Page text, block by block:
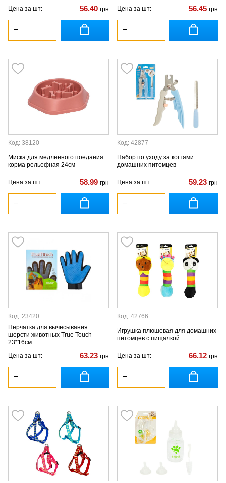
Цена за шт:
56.40 грн Цена за шт: 56.45 грн
Код: 38120
Миска для медленного поедания
корма рельефная 24см
Цена за шт: 58.99 грн
Код: 42877
Набор по уходу за когтями
домашних питомцев
Цена за шт: 59.23 грн
Код: 23420
Перчатка для вычесывания
шерсти животных True Touch
23*16см
Цена за шт:
63.23 грн
Код: 42766
Игрушка плюшевая для домашних
питомцев с пищалкой
Цена за шт: 66.12 грн